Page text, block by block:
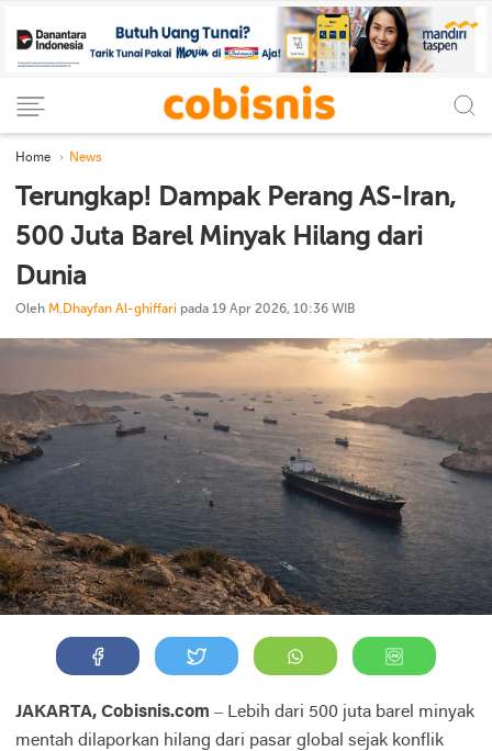
Home News
Terungkap! Dampak Perang AS-Iran,
500 Juta Barel Minyak Hilang dari
Dunia
Oleh M.Dhayfan Al-ghiffari pada 19 Apr 2026, 10:36 WIB
JAKARTA, Cobisnis.com – Lebih dari 500 juta barel minyak
mentah dilaporkan hilang dari pasar global sejak konflik